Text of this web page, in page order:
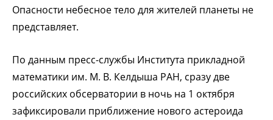
Опасности небесное тело для жителей планеты не
представляет.
По данным пресс-службы Института прикладной
математики им. М. В. Келдыша РАН, сразу две
российских обсерватории в ночь на 1 октября
зафиксировали приближение нового астероида